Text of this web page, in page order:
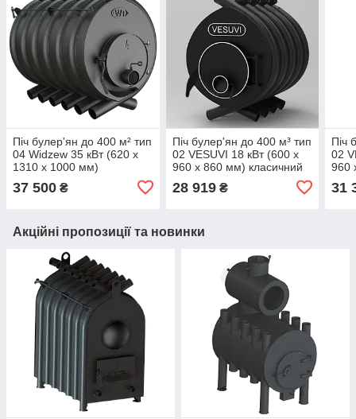
Піч булер'ян до 400 м² тип
04 Widzew 35 кВт (620 х
1310 х 1000 мм)
37 500 ₴
Піч булер'ян до 400 м³ тип
02 VESUVI 18 кВт (600 х
960 х 860 мм) класичний
28 919₴
Піч
02
960
31
Акційні пропозиції та новинки